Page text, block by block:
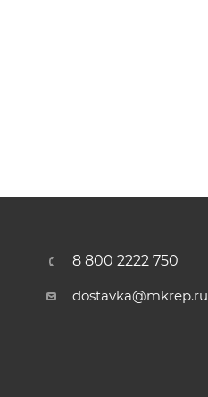
8 800 2222 750
dostavka@mkrep.ru